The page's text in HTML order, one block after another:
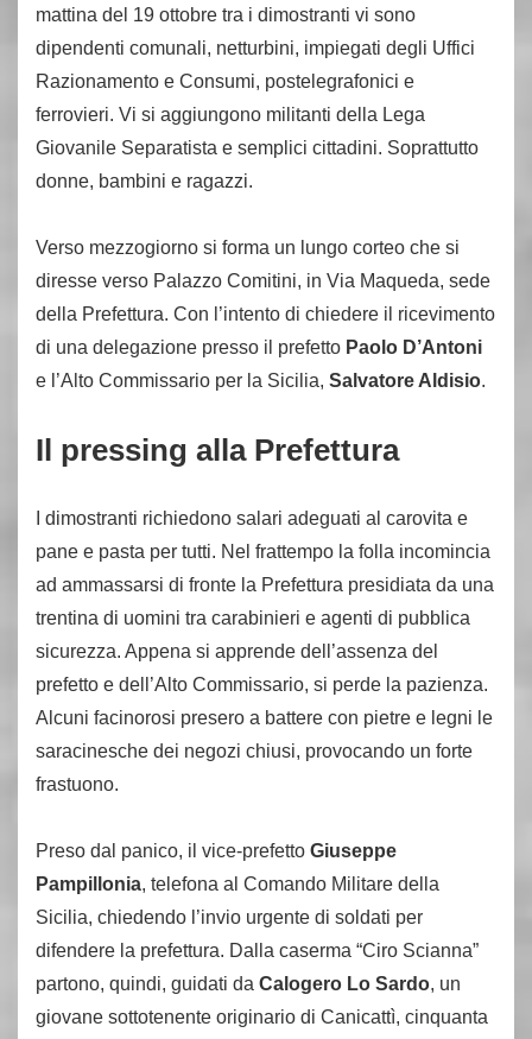
mattina del 19 ottobre tra i dimostranti vi sono
dipendenti comunali, netturbini, impiegati degli Uffici
Razionamento e Consumi, postelegrafonici e
ferrovieri. Vi si aggiungono militanti della Lega
Giovanile Separatista e semplici cittadini. Soprattutto
donne, bambini e ragazzi.
Verso mezzogiorno si forma un lungo corteo che si
diresse verso Palazzo Comitini, in Via Maqueda, sede
della Prefettura. Con l’intento di chiedere il ricevimento
di una delegazione presso il prefetto Paolo D’Antoni
e l’Alto Commissario per la Sicilia, Salvatore Aldisio.
Il pressing alla Prefettura
I dimostranti richiedono salari adeguati al carovita e
pane e pasta per tutti. Nel frattempo la folla incomincia
ad ammassarsi di fronte la Prefettura presidiata da una
trentina di uomini tra carabinieri e agenti di pubblica
sicurezza. Appena si apprende dell’assenza del
prefetto e dell’Alto Commissario, si perde la pazienza.
Alcuni facinorosi presero a battere con pietre e legni le
saracinesche dei negozi chiusi, provocando un forte
frastuono.
Preso dal panico, il vice-prefetto Giuseppe
Pampillonia, telefona al Comando Militare della
Sicilia, chiedendo l’invio urgente di soldati per
difendere la prefettura. Dalla caserma “Ciro Scianna”
partono, quindi, guidati da Calogero Lo Sardo, un
giovane sottotenente originario di Canicattì, cinquanta